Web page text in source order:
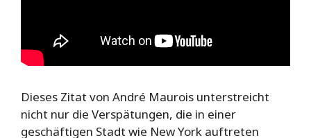
Dieses Zitat von André Maurois unterstreicht
nicht nur die Verspätungen, die in einer
geschäftigen Stadt wie New York auftreten